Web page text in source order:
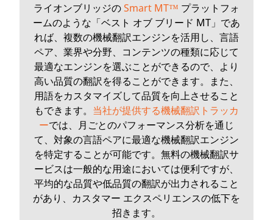
ライオンブリッジのSmart MT™ プラットフォ
ームのような「ベスト オブ ブリード MT」であ
れば、複数の機械翻訳エンジンを活用し、言語
ペア、業界や分野、コンテンツの種類に応じて
最適なエンジンを選ぶことができるので、より
高い品質の翻訳を得ることができます。また、
用語をカスタマイズして品質を向上させること
もできます。 当社が提供する機械翻訳トラッカ
ーでは、月ごとのパフォーマンス分析を通じ
て、対象の言語ペアに最適な機械翻訳エンジン
を特定することが可能です。無料の機械翻訳サ
ービスは一般的な用途においては便利ですが、
平均的な品質や低品質の翻訳が出力されること
があり、カスタマー エクスペリエンスの低下を
招きます。